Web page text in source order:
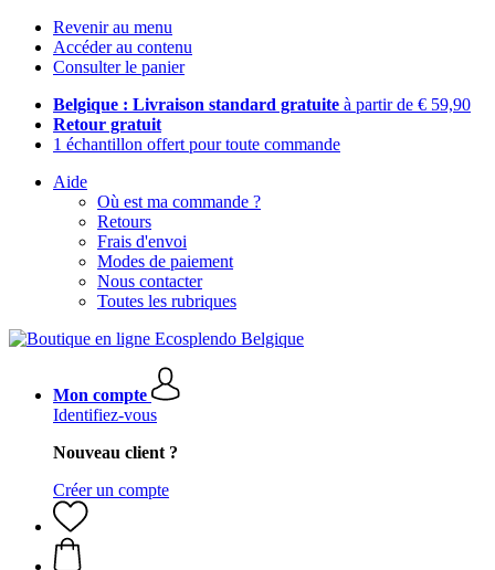
Revenir au menu
Accéder au contenu
Consulter le panier
Belgique : Livraison standard gratuite à partir de € 59,90
Retour gratuit
1 échantillon offert pour toute commande
Aide
Où est ma commande ?
Retours
Frais d'envoi
Modes de paiement
Nous contacter
Toutes les rubriques
Mon compte
Identifiez-vous
Nouveau client ?
Créer un compte